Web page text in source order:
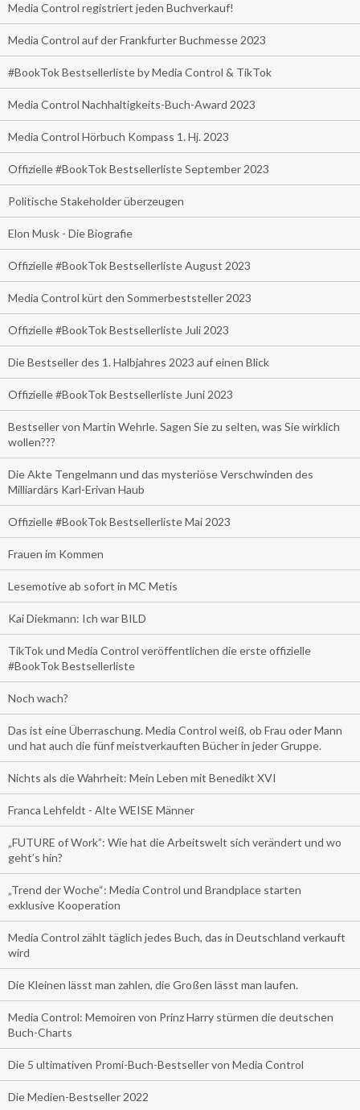
Media Control registriert jeden Buchverkauf!
Media Control auf der Frankfurter Buchmesse 2023
#BookTok Bestsellerliste by Media Control & TikTok
Media Control Nachhaltigkeits-Buch-Award 2023
Media Control Hörbuch Kompass 1. Hj. 2023
Offizielle #BookTok Bestsellerliste September 2023
Politische Stakeholder überzeugen
Elon Musk - Die Biografie
Offizielle #BookTok Bestsellerliste August 2023
Media Control kürt den Sommerbeststeller 2023
Offizielle #BookTok Bestsellerliste Juli 2023
Die Bestseller des 1. Halbjahres 2023 auf einen Blick
Offizielle #BookTok Bestsellerliste Juni 2023
Bestseller von Martin Wehrle. Sagen Sie zu selten, was Sie wirklich
wollen???
Die Akte Tengelmann und das mysteriöse Verschwinden des
Milliardärs Karl-Erivan Haub
Offizielle #BookTok Bestsellerliste Mai 2023
Frauen im Kommen
Lesemotive ab sofort in MC Metis
Kai Diekmann: Ich war BILD
TikTok und Media Control veröffentlichen die erste offizielle
#BookTok Bestsellerliste
Noch wach?
Das ist eine Überraschung. Media Control weiß, ob Frau oder Mann
und hat auch die fünf meistverkauften Bücher in jeder Gruppe.
Nichts als die Wahrheit: Mein Leben mit Benedikt XVI
Franca Lehfeldt - Alte WEISE Männer
„FUTURE of Work”: Wie hat die Arbeitswelt sich verändert und wo
geht’s hin?
„Trend der Woche“: Media Control und Brandplace starten
exklusive Kooperation
Media Control zählt täglich jedes Buch, das in Deutschland verkauft
wird
Die Kleinen lässt man zahlen, die Großen lässt man laufen.
Media Control: Memoiren von Prinz Harry stürmen die deutschen
Buch-Charts
Die 5 ultimativen Promi-Buch-Bestseller von Media Control
Die Medien-Bestseller 2022